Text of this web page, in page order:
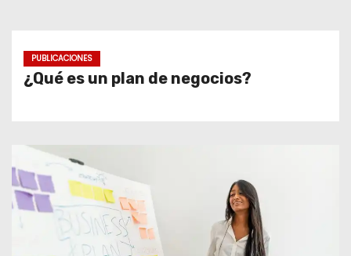
PUBLICACIONES
¿Qué es un plan de negocios?